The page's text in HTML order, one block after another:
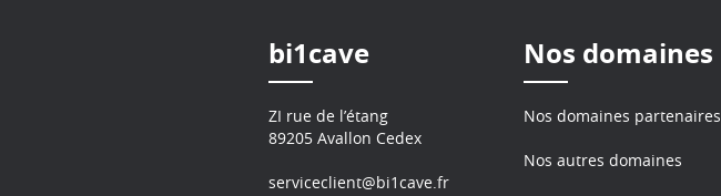
bi1cave
ZI rue de l’étang
89205 Avallon Cedex
serviceclient@bi1cave.fr
Nos domaines
Nos domaines partenaires
Nos autres domaines